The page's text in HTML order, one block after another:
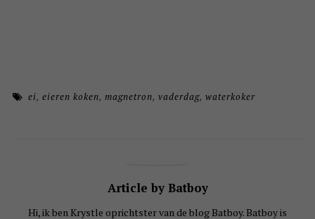
ei,eieren koken,magnetron,vaderdag,waterkoker
Article by Batboy
Hi, ik ben Krystle oprichtster van de blog Batboy. Batboy is